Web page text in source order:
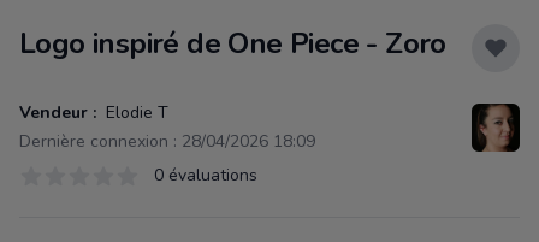
Logo inspiré de One Piece - Zoro
Vendeur : Elodie T
Dernière connexion : 28/04/2026 18:09
0 évaluations